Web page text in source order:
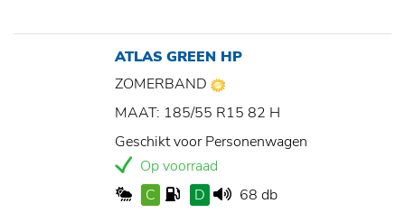
ATLAS GREEN HP
ZOMERBAND
MAAT: 185/55 R15 82 H
Geschikt voor Personenwagen
Op voorraad
C
D
68 db